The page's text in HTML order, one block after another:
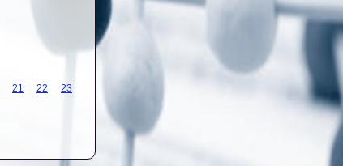
21 22
23